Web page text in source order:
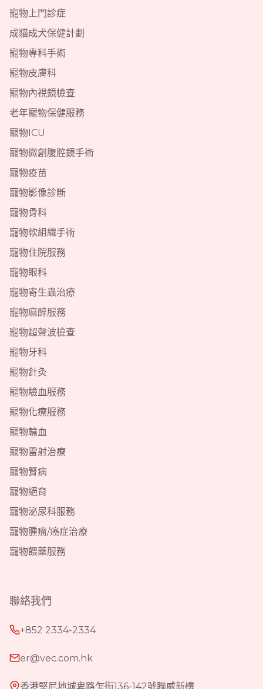
寵物上門診症
成貓成犬保健計劃
寵物專科手術
寵物皮膚科
寵物內視鏡檢查
老年寵物保健服務
寵物ICU
寵物微創腹腔鏡手術
寵物疫苗
寵物影像診斷
寵物骨科
寵物軟組織手術
寵物住院服務
寵物眼科
寵物寄生蟲治療
寵物麻醉服務
寵物超聲波檢查
寵物牙科
寵物針灸
寵物驗血服務
寵物化療服務
寵物輸血
寵物雷射治療
寵物腎病
寵物絕育
寵物泌尿科服務
寵物腫瘤/癌症治療
寵物餵藥服務
聯絡我們
+852 2334-2334
er@vec.com.hk
香港堅尼地城卑路乍街136-142號聯威新樓